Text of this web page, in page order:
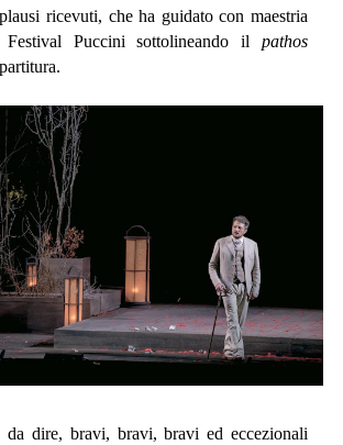
ricevuti, che ha guidato con maestria
Festival Puccini sottolineando il pathos
dire, bravi, bravi, bravi ed eccezionali